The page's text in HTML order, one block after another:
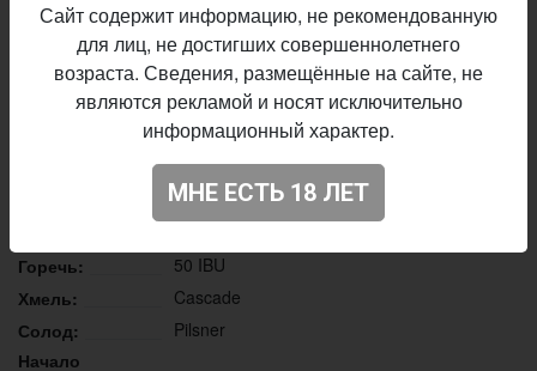
працяглая горыч і бязмежная настальгія — менавіта
такой атрымалася наша «Халера».
Malanka
IPA - American
15,0%
Горечь:
50 IBU
Хмель:
Cascade
Солод:
Pilsner
Начало
Сайт содержит информацию, не рекомендованную
для лиц, не достигших совершеннолетнего
возраста. Сведения, размещённые на сайте, не
являются рекламой и носят исключительно
информационный характер.
МНЕ ЕСТЬ 18 ЛЕТ